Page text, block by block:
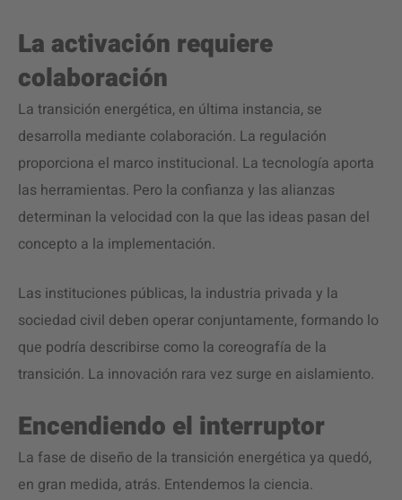
La activación requiere
colaboración
La transición energética, en última instancia, se
desarrolla mediante colaboración. La regulación
proporciona el marco institucional. La tecnología aporta
las herramientas. Pero la confianza y las alianzas
determinan la velocidad con la que las ideas pasan del
concepto a la implementación.
Las instituciones públicas, la industria privada y la
sociedad civil deben operar conjuntamente, formando lo
que podría describirse como la coreografía de la
transición. La innovación rara vez surge en aislamiento.
Encendiendo el interruptor
La fase de diseño de la transición energética ya quedó,
en gran medida, atrás. Entendemos la ciencia.